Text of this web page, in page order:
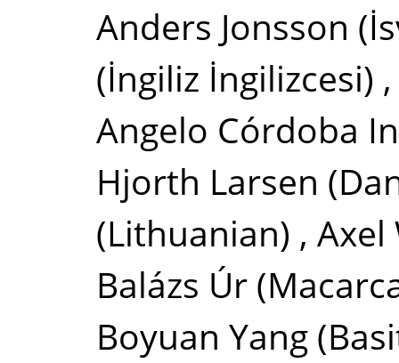
Anders Jonsson
(İngiliz İngilizcesi)
Angelo Córdoba
Hjorth Larsen
(Lithuanian) , Axel
Balázs Úr
Boyuan Yang